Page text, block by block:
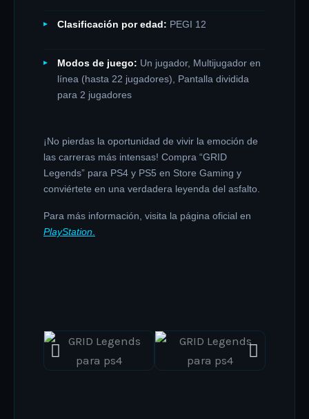
Clasificación por edad: PEGI 12
Modos de juego: Un jugador, Multijugador en
línea (hasta 22 jugadores), Pantalla dividida
para 2 jugadores
¡No pierdas la oportunidad de vivir la emoción de
las carreras más intensas! Compra “GRID
Legends” para PS4 y PS5 en Store Gaming y
conviértete en una verdadera leyenda del asfalto.
Para más información, visita la página oficial en
PlayStation